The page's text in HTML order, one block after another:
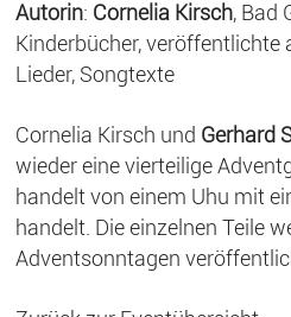
Autorin: Cornelia Kirsch, Bad
Kinderbücher, veröffentlichte
Lieder, Songtexte
Cornelia Kirsch und Gerhard
wieder eine vierteilige
handelt von einem Uhu mit
handelt. Die einzelnen Teile
Adventsonntagen